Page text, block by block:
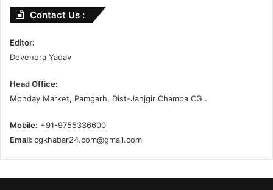
Contact Us :
Editor:
Devendra Yadav
Head Office:
Monday Market, Pamgarh, Dist-Janjgir Champa CG .
Mobile: +91-9755336600
Email: cgkhabar24.com@gmail.com